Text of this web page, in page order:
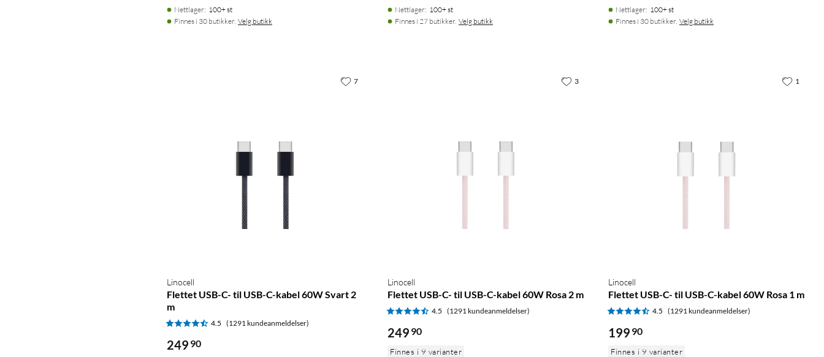
Nettlager: 100+ st
Finnes i 30 butikker. Velg butikk
Nettlager: 100+ st
Finnes i 27 butikker. Velg butikk
Nettlager: 100+ st
Finnes i 30 butikker. Velg butikk
Linocell
Flettet USB-C- til USB-C-kabel 60W Svart 2
m
4.5 (1291 kundeanmeldelser)
249 90
7
Linocell
Flettet USB-C- til USB-C-kabel 60W Rosa 2 m
4.5 (1291 kundeanmeldelser)
249 90
Finnes i 9 varianter
3
Linocell
Flettet USB-C- til USB-C-kabel 60W Rosa 1 m
4.5 (1291 kundeanmeldelser)
199 90
Finnes i 9 varianter
1